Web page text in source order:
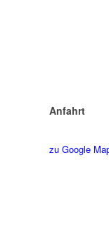
Anfahrt
zu Google